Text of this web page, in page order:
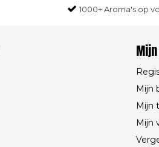
1000+ Aroma's op
Mijn
Mijn
Mijn